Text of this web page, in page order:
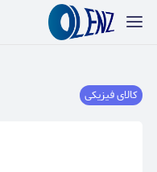
کالای فیزیکی